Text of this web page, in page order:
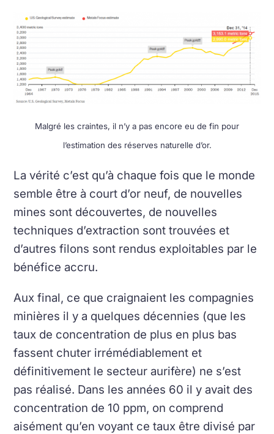
Malgré les craintes, il n’y a pas encore eu de fin pour
l’estimation des réserves naturelle d’or.
La vérité c’est qu’à chaque fois que le monde
semble être à court d’or neuf, de nouvelles
mines sont découvertes, de nouvelles
techniques d’extraction sont trouvées et
d’autres filons sont rendus exploitables par le
bénéfice accru.
Aux final, ce que craignaient les compagnies
minières il y a quelques décennies (que les
taux de concentration de plus en plus bas
fassent chuter irrémédiablement et
définitivement le secteur aurifère) ne s’est
pas réalisé. Dans les années 60 il y avait des
concentration de 10 ppm, on comprend
aisément qu’en voyant ce taux être divisé par